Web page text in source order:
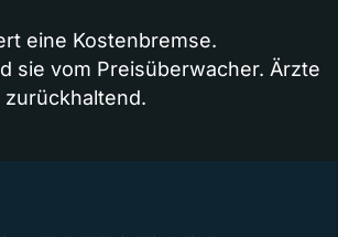
eine Kostenbremse.
sie vom Preisüberwacher. Ärzte